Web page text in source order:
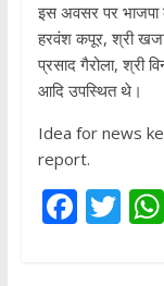
इस अवसर पर भाजपा
हरवंश कपूर, श्री
प्रसाद गैरोला, श्री
आदि उपस्थित थे।
Idea for news
report.
F T